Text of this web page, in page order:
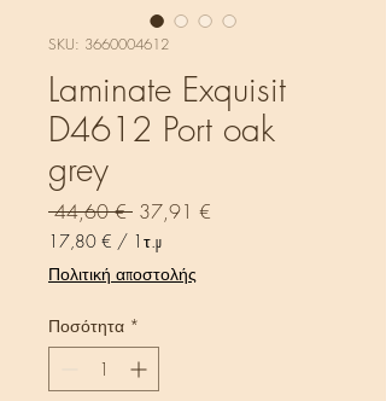
SKU: 3660004612
Laminate Exquisit
D4612 Port oak
grey
44,60 € Κανονική
τιμή
37,91 €
17,80 € / 1τ.μ
17,80 €
ανά
Τετραγωνικό
μέτρο
Πολιτική αποστολής
Ποσότητα *